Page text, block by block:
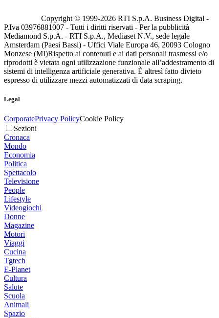
Copyright © 1999-2026 RTI S.p.A. Business Digital -
P.Iva 03976881007 - Tutti i diritti riservati - Per la pubblicità
Mediamond S.p.A. - RTI S.p.A., Mediaset N.V., sede legale
Amsterdam (Paesi Bassi) - Uffici Viale Europa 46, 20093 Cologno
Monzese (MI)Rispetto ai contenuti e ai dati personali trasmessi e/o
riprodotti è vietata ogni utilizzazione funzionale all’addestramento di
sistemi di intelligenza artificiale generativa. È altresì fatto divieto
espresso di utilizzare mezzi automatizzati di data scraping.
Legal
CorporatePrivacy PolicyCookie Policy
Sezioni
Cronaca
Mondo
Economia
Politica
Spettacolo
Televisione
People
Lifestyle
Videogiochi
Donne
Magazine
Motori
Viaggi
Cucina
Tgtech
E-Planet
Cultura
Salute
Scuola
Animali
Spazio